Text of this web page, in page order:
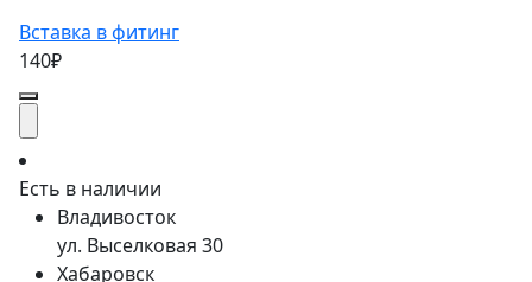
Вставка в фитинг
140₽
Есть в наличии
Владивосток
ул. Выселковая 30
Хабаровск